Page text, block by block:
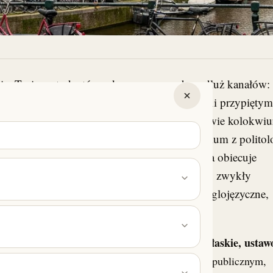
App, SAT, eseje i rozmowy kwalifikacyjne.
Tysiące studentów mkną na rowerach wzdłuż kanałów:
na bagażniku, facet z pudełkiem stroopwafli
przekrzykujących się po hiszpańsku w sprawie
tramwajowym ktoś czyta notatki na seminarium z
środku Holandii. Kawiarniana tabliczka obiecuje
zniżkę na kawę. To nie jest pocztówka. To zwykły
po cichu zmienił się w jedno wielkie, anglojęzyczne,
obywatel UE - a więc jako Polak - płacisz płaskie,
na każdym holenderskim uniwersytecie publicznym,